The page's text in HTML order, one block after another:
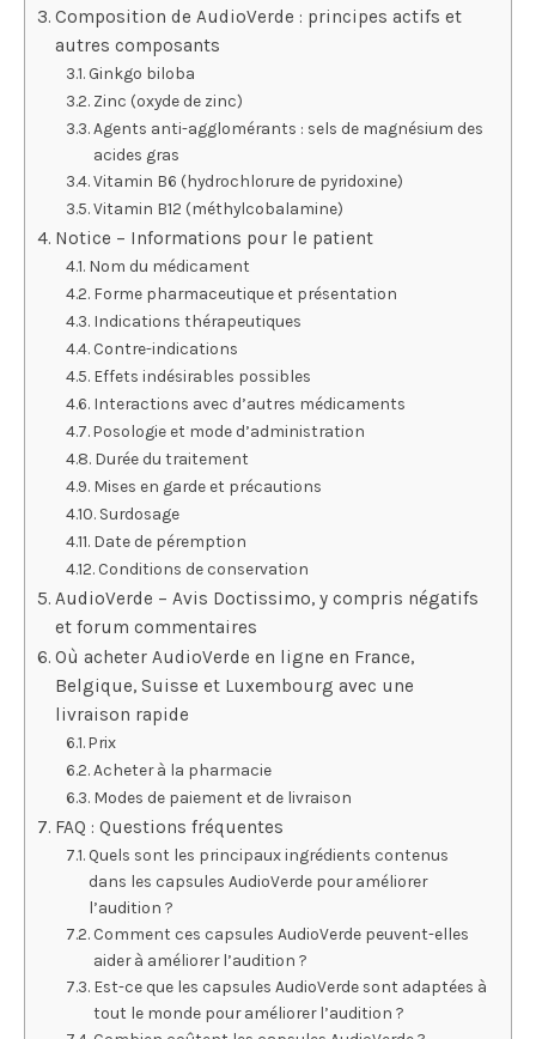
Composition de AudioVerde : principes actifs et
autres composants
Ginkgo biloba
Zinc (oxyde de zinc)
Agents anti-agglomérants : sels de magnésium des
acides gras
Vitamin B6 (hydrochlorure de pyridoxine)
Vitamin B12 (méthylcobalamine)
Notice – Informations pour le patient
Nom du médicament
Forme pharmaceutique et présentation
Indications thérapeutiques
Contre-indications
Effets indésirables possibles
Interactions avec d’autres médicaments
Posologie et mode d’administration
Durée du traitement
Mises en garde et précautions
Surdosage
Date de péremption
Conditions de conservation
AudioVerde – Avis Doctissimo, y compris négatifs
et forum commentaires
Où acheter AudioVerde en ligne en France,
Belgique, Suisse et Luxembourg avec une
livraison rapide
Prix
Acheter à la pharmacie
Modes de paiement et de livraison
FAQ : Questions fréquentes
Quels sont les principaux ingrédients contenus
dans les capsules AudioVerde pour améliorer
l’audition ?
Comment ces capsules AudioVerde peuvent-elles
aider à améliorer l’audition ?
Est-ce que les capsules AudioVerde sont adaptées à
tout le monde pour améliorer l’audition ?